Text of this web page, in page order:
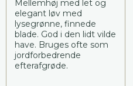
Mellemhøj med let og
elegant løv med
lysegrønne, finnede
blade. God i den lidt vilde
have. Bruges ofte som
jordforbedrende
efterafgrøde.